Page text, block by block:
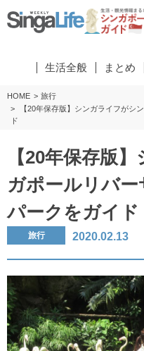
生活全般 まとめ
HOME
旅行
【20年保存版】シンガライフがシ
ド
【20年保存版
ガポールリバ
パークをガイド
旅行 2020.02.13